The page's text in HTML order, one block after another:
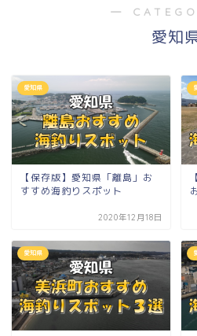
―
愛知
愛知県
【保存版】愛知県「離島」お
すすめ海釣りスポット
2020年12月18日
愛知県